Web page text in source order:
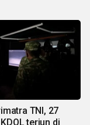
TNI, 27
terjun di